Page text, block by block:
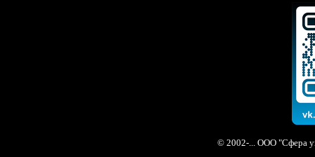
© 2002-... ООО "Сфера